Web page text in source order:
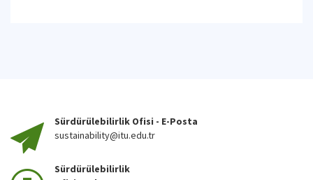
Sürdürülebilirlik Ofisi - E-Posta
sustainability@itu.edu.tr
Sürdürülebilirlik